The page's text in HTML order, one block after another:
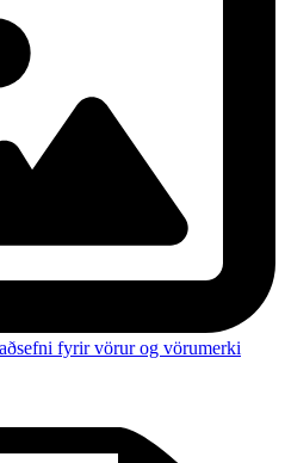
fyrir vörur og vörumerki